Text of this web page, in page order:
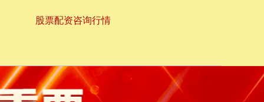
股票配资咨询行情